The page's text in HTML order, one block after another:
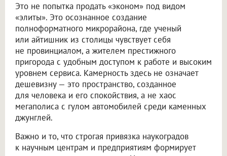
Это не попытка продать «эконом» под видом
«элиты». Это осознанное создание
полноформатного микрорайона, где ученый
или айтишник из столицы чувствует себя
не провинциалом, а жителем престижного
пригорода с удобным доступом к работе и высоким
уровнем сервиса. Камерность здесь не означает
дешевизну — это пространство, созданное
для человека и его спокойствия, а не хаос
мегаполиса с гулом автомобилей среди каменных
джунглей.
Важно и то, что строгая привязка наукоградов
к научным центрам и предприятиям формирует